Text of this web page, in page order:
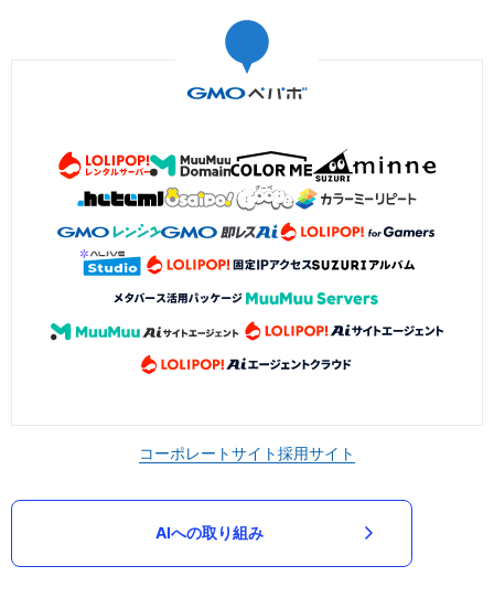
コーポレートサイト採用サイト
AIへの取り組み